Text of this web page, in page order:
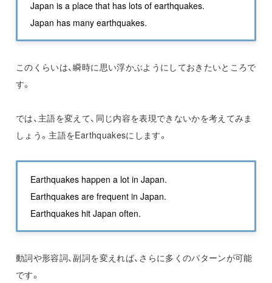
Japan is a place that has lots of earthquakes.
Japan has many earthquakes.
このくらいは、瞬時に思い浮かぶようにしておきたいところで
す。
では、主語を変えて、同じ内容を表現できないかを考えてみま
しょう。主語をEarthquakesにします。
Earthquakes happen a lot in Japan.
Earthquakes are frequent in Japan.
Earthquakes hit Japan often.
動詞や形容詞、副詞を変えれば、さらに多くのパターンが可能
です。